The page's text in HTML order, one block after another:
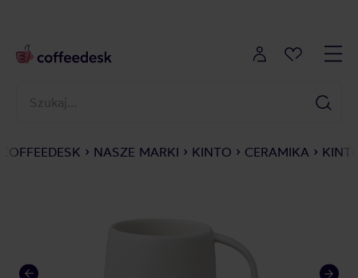
COFFEEDESK NASZE MARKI KINTO CERAMIKA